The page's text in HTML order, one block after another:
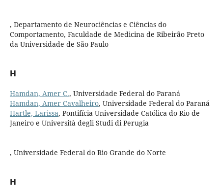
, Departamento de Neurociências e Ciências do
Comportamento, Faculdade de Medicina de Ribeirão Preto
da Universidade de São Paulo
H
Hamdan, Amer C., Universidade Federal do Paraná
Hamdan, Amer Cavalheiro, Universidade Federal do Paraná
Hartle, Larissa, Pontifícia Universidade Católica do Rio de
Janeiro e Università degli Studi di Perugia
, Universidade Federal do Rio Grande do Norte
H